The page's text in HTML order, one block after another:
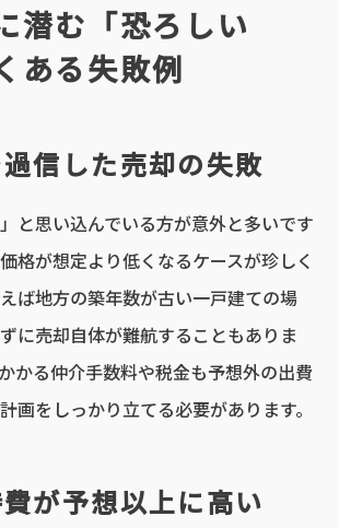
潜む「恐ろしい
ある失敗例
信した売却の失敗
と思い込んでいる方が意外と多いです
格が想定より低くなるケースが珍しく
ば地方の築年数が古い一戸建ての場
に売却自体が難航することもありま
かる仲介手数料や税金も予想外の出費
画をしっかり立てる必要があります。
が予想以上に高い